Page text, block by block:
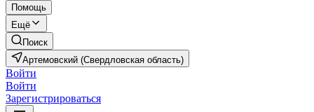
Помощь
Ещё
Поиск
Артемовский (Свердловская область)
Войти
Войти
Зарегистрироваться